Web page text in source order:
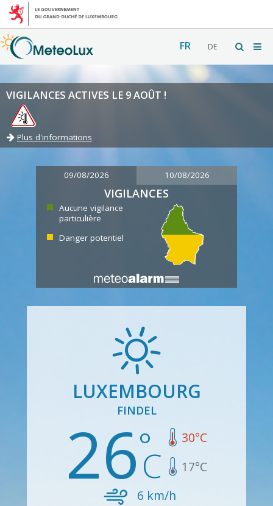
FR DE
VIGILANCES ACTIVES LE 9 AOÛT !
Plus d'informations
09/08/2026 10/08/2026
VIGILANCES
Aucune vigilance
particulière
Danger potentiel
LUXEMBOURG
FINDEL
26 30°C
17°C
6 km/h